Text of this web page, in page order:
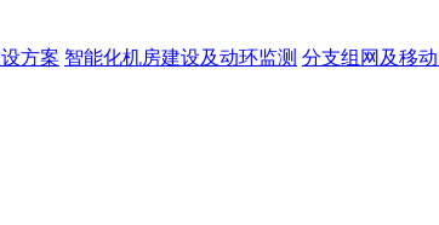
方案 智能化机房建设及动环监测 分支组网及移